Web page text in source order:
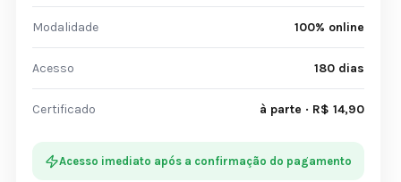
Modalidade 100% online
Acesso 180 dias
Certificado à parte · R$ 14,90
Acesso imediato após a confirmação do pagamento